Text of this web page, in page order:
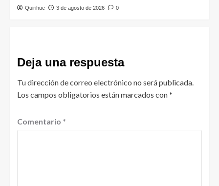
Quirihue 3 de agosto de 2026 0
Deja una respuesta
Tu dirección de correo electrónico no será publicada.
Los campos obligatorios están marcados con*
Comentario *